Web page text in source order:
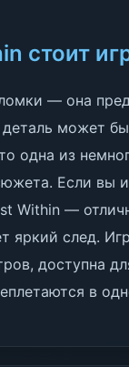
стоит
— она
может
одна из
Если вы
Within —
яркий след.
доступна
в